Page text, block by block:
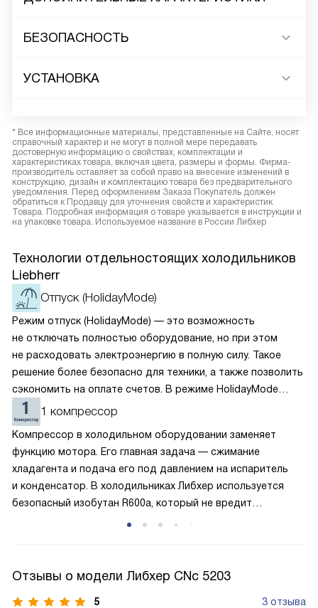
БЕЗОПАСНОСТЬ
УСТАНОВКА
* Все информационные материалы, представленные на Сайте, носят
справочный характер и не могут в полной мере передавать
достоверную информацию о свойствах, комплектации и
характеристиках товара, включая цвета, размеры и формы. Фирма-
производитель оставляет за собой право на внесение изменений в
конструкцию, дизайн и комплектацию товара без предварительного
уведомления. Перед оформлением Заказа Покупатель должен
обратиться к Продавцу для уточнения свойств и характеристик
Товара. Подробная информация о товаре указывается в инструкции и
на упаковке товара. Используемое название в России Либхер
Технологии отдельностоящих холодильников
Liebherr
Отпуск (HolidayMode)
Режим отпуск (HolidayMode) — это возможность
не отключать полностью оборудование, но при этом
не расходовать электроэнергию в полную силу. Такое
решение более безопасно для техники, а также позволить
сэкономить на оплате счетов. В режиме HolidayMode
вентилятор и суперохлаждение не работают, а в камере
устанавливается температура в районе +15 градусов. Это
позволяет сохранить продукты на определённое время
и избежать появление неприятных запахов.
1 компрессор
Компрессор в холодильном оборудовании заменяет
функцию мотора. Его главная задача — сжимание
хладагента и подача его под давлением на испаритель
и конденсатор. В холодильниках Либхер используется
безопасный изобутан R600a, который не вредит
и быстрее происходит охлаждение, затрачивается
Отзывы о модели Либхер CNc 5203
5 3 отзыва